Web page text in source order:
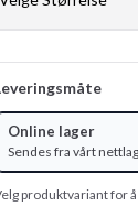
Online lager
Sendes fra vårt
produktvariant for